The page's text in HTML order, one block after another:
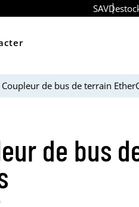
SAV
Coupleur de bus de terrain
de bus